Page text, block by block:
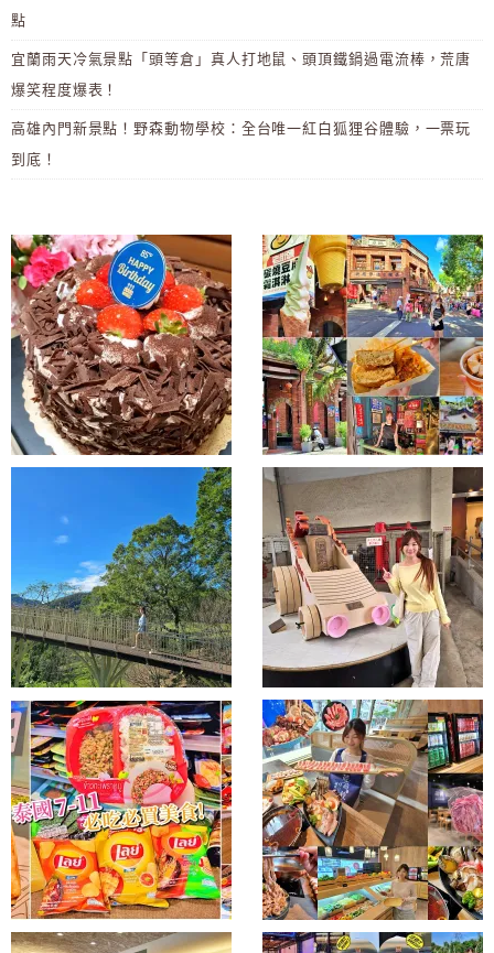
點
宜蘭雨天冷氣景點「頭等倉」真人打地鼠、頭頂鐵鍋過電流棒，荒唐
爆笑程度爆表！
高雄內門新景點！野森動物學校：全台唯一紅白狐狸谷體驗，一票玩
到底！